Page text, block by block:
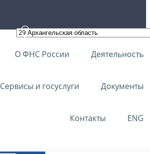
О ФНС России Деятельность
Сервисы и госуслуги Документы
Контакты ENG